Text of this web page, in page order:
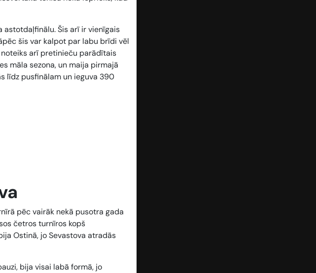
astotdaļfinālu. Šis arī ir vienīgais
šis var kalpot par labu brīdi vēl
noteiks arī pretinieču parādītais
māla sezona, un maija pirmajā
līdz pusfinālam un ieguva 390
pēc vairāk nekā pusotra gada
četros turnīros kopš
Ostinā, jo Sevastova atradās
bija visai labā formā, jo